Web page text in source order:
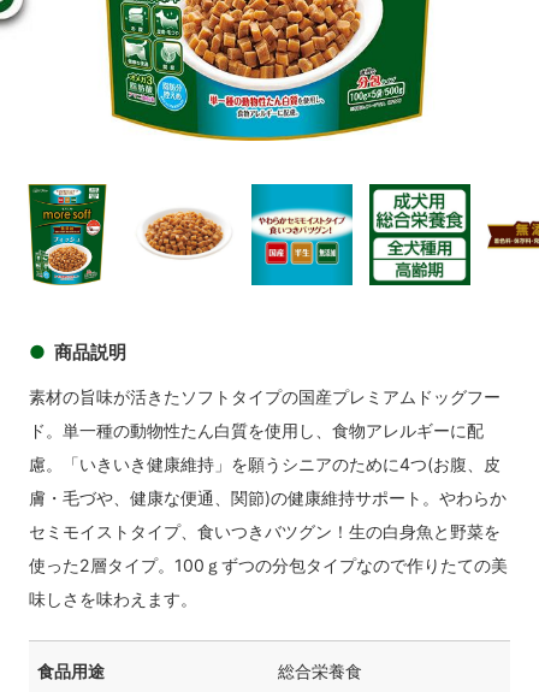
商品説明
素材の旨味が活きたソフトタイプの国産プレミアムドッグフー
ド。単一種の動物性たん白質を使用し、食物アレルギーに配
慮。「いきいき健康維持」を願うシニアのために4つ(お腹、皮
膚・毛づや、健康な便通、関節)の健康維持サポート。やわらか
セミモイストタイプ、食いつきバツグン！生の白身魚と野菜を
使った2層タイプ。100ｇずつの分包タイプなので作りたての美
味しさを味わえます。
食品用途 総合栄養食